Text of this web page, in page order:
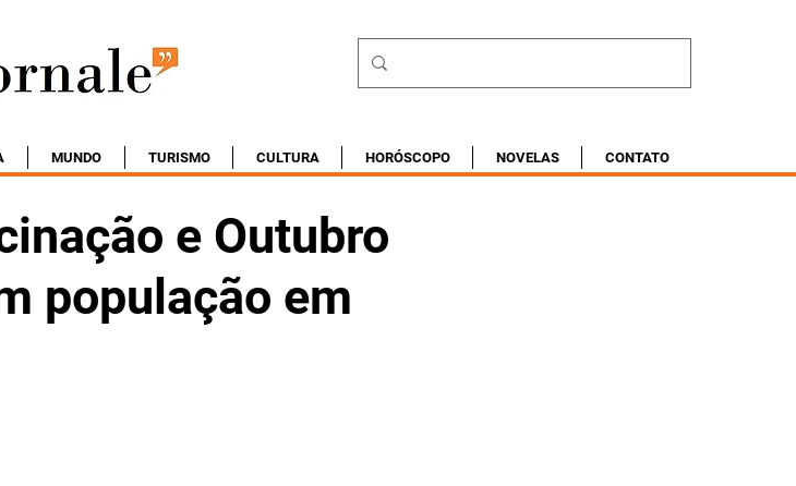
MUNDO TURISMO CULTURA HORÓSCOPO NOVELAS CONTATO
e Outubro
população em